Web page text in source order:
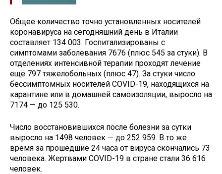
Общее количество точно установленных носителей
коронавируса на сегодняшний день в Италии
составляет 134 003. Госпитализированы с
симптомами заболевания 7676 (плюс 545 за стуки). В
отделениях интенсивной терапии проходят лечение
ещё 797 тяжелобольных (плюс 47). За стуки число
бессимптомных носителей COVID-19, находящихся на
карантине или в домашней самоизоляции, выросло на
7174 — до 125 530.
Число восстановившихся после болезни за сутки
выросло на 1498 человек — до 252 959. В то же
время за прошедшие 24 часа от вируса скончались 73
человека. Жертвами COVID-19 в стране стали 36 616
человек.